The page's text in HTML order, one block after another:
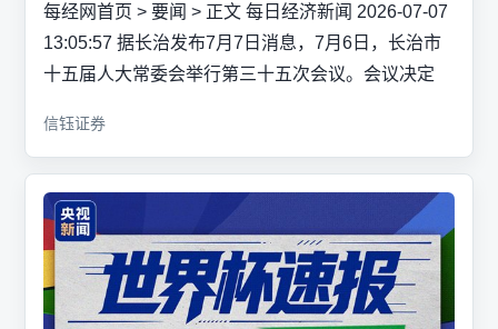
每经网首页 > 要闻 > 正文 每日经济新闻 2026-07-07
13:05:57 据长治发布7月7日消息，7月6日，长治市
十五届人大常委会举行第三十五次会议。会议决定
信钰证券